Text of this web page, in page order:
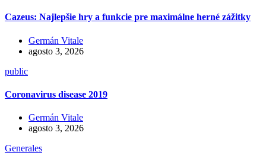
Cazeus: Najlepšie hry a funkcie pre maximálne herné zážitky
Germán Vitale
agosto 3, 2026
public
Coronavirus disease 2019
Germán Vitale
agosto 3, 2026
Generales